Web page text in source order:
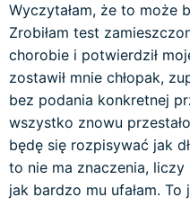
Wyczytałam, że to może
Zrobiłam test
chorobie i potwierdził
zostawił mnie chłopak,
bez podania konkretnej
wszystko znowu
będę się rozpisywać jak
to nie ma znaczenia,
jak bardzo mu ufałam.